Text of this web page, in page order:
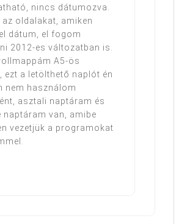
nincs dátumozva.
az oldalakat, amiken
dátum, el fogom
2012-es változatban is.
A5-ös
ezt a letölthető naplót én
nem használom
asztali naptáram és
naptáram van, amibe
vezetjük a programokat